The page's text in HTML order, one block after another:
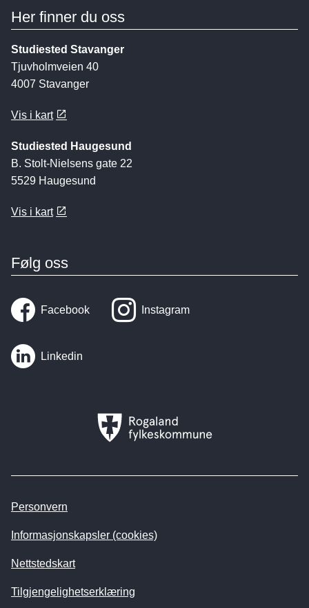
Her finner du oss
Studiested Stavanger
Tjuvholmveien 40
4007 Stavanger
Vis i kart
Studiested Haugesund
B. Stolt-Nielsens gate 22
5529 Haugesund
Vis i kart
Følg oss
Facebook Instagram
Linkedin
Rogaland
fylkeskommune
Personvern
Informasjonskapsler (cookies)
Nettstedskart
Tilgjengelighetserklæring